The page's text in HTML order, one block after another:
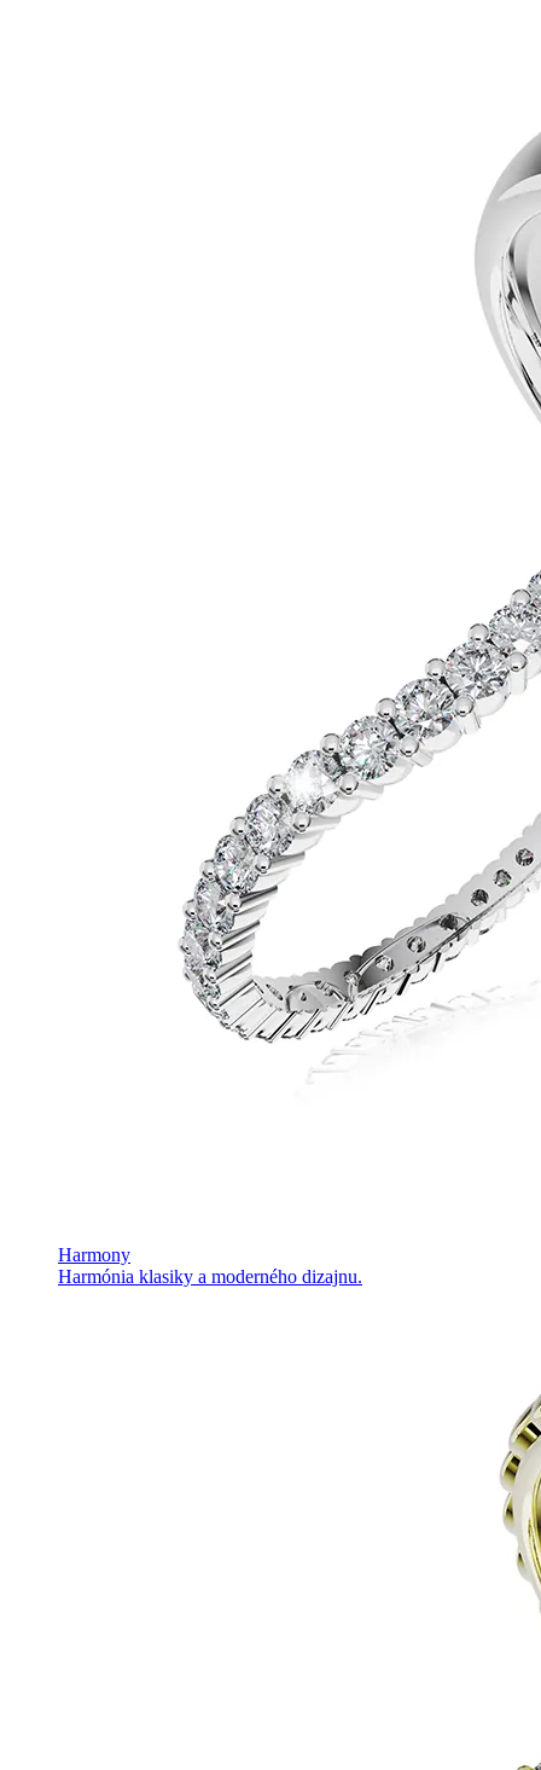
Harmony
Harmónia klasiky a moderného dizajnu.